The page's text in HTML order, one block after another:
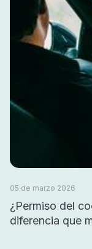
05 de marzo 2026
¿Permiso del
diferencia que